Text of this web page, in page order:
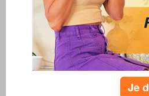
l'assiette bleue
petite crèperie dans un village
tourangeau , cadre ... [ suite
» les mieux manger
les + commenté(e)s de
Aller découvrir et visiter
Je